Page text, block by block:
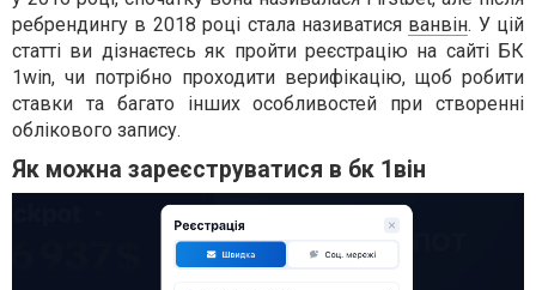
ребрендингу в 2018 році стала називатися ванвін. У цій
статті ви дізнаєтесь як пройти реєстрацію на сайті БК
1win, чи потрібно проходити верифікацію, щоб робити
ставки та багато інших особливостей при створенні
облікового запису.
Як можна зареєструватися в бк 1він